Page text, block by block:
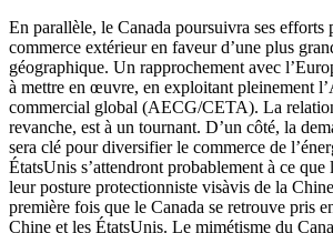
En parallèle, le Canada poursuivra ses efforts
commerce extérieur en faveur d’une plus
géographique. Un rapprochement avec
à mettre en œuvre, en exploitant pleinement
commercial global (AECG/CETA). La
revanche, est à un tournant. D’un côté, la
sera clé pour diversifier le commerce de
ÉtatsUnis s’attendront probablement à ce que
leur posture protectionniste visàvis de la
première fois que le Canada se retrouve pris
Chine et les ÉtatsUnis. Le mimétisme du